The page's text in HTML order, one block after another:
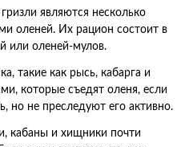
являются несколько
оленей. Их рацион состоит в
или оленей-мулов.
такие как рысь, кабарга и
которые съедят оленя, если
но не преследуют его активно.
кабаны и хищники почти